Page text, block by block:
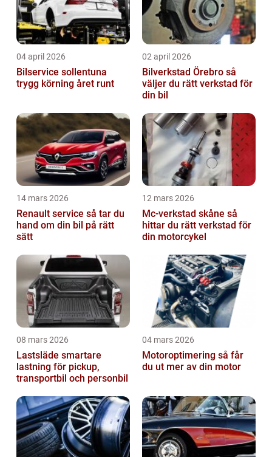
04 april 2026
Bilservice sollentuna
trygg körning året runt
02 april 2026
Bilverkstad Örebro så
väljer du rätt verkstad för
din bil
14 mars 2026
Renault service så tar du
hand om din bil på rätt
sätt
12 mars 2026
Mc-verkstad skåne så
hittar du rätt verkstad för
din motorcykel
08 mars 2026
Lastsläde smartare
lastning för pickup,
transportbil och personbil
04 mars 2026
Motoroptimering så får
du ut mer av din motor